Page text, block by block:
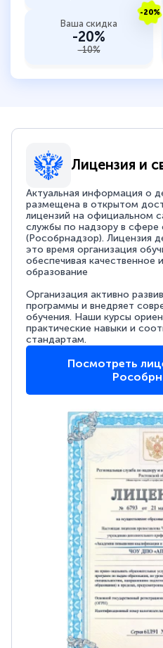
-20%
Ваша скидка
-20%
-10%
Лицензия и
Актуальная информация о
размещена в открытом
лицензий на официальном
службы по надзору в сфере
(Рособрнадзор). Лицензия
это время организация
обеспечивая качественное
образование
Организация активно
программы и внедряет
обучения. Наши курсы
практические навыки и
стандартам.
Посмотреть